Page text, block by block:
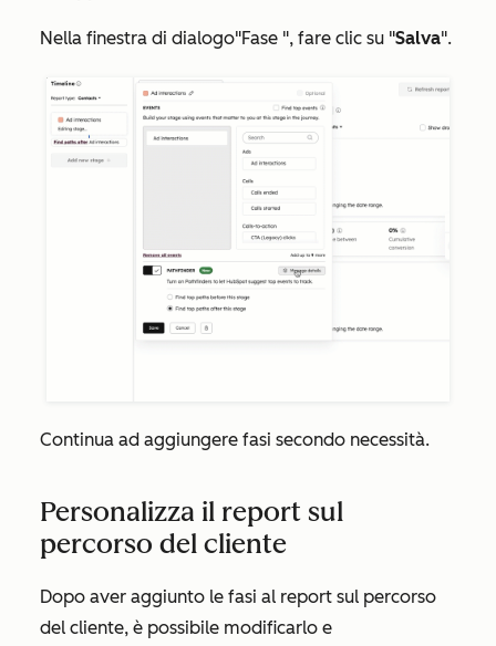
Nella finestra di dialogo"Fase ", fare clic su "Salva".
Continua ad aggiungere fasi secondo necessità.
Personalizza il report sul
percorso del cliente
Dopo aver aggiunto le fasi al report sul percorso
del cliente, è possibile modificarlo e